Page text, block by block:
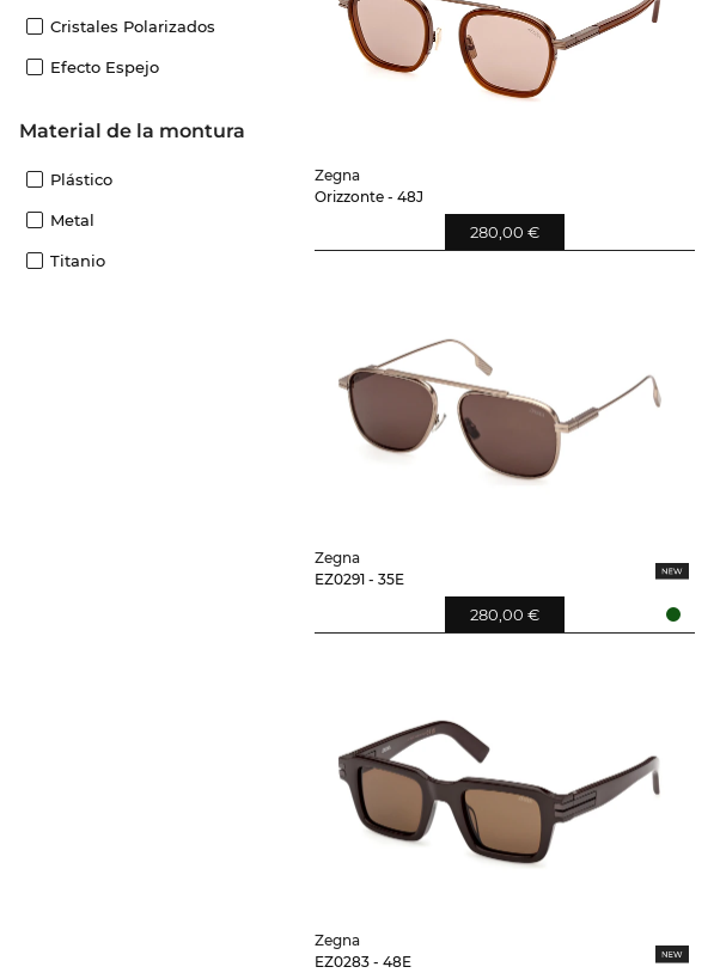
Cristales Polarizados
Efecto Espejo
Material de la montura
Plástico
Metal
Titanio
Zegna
Orizzonte - 48J
280,00 €
Zegna
EZ0291 - 35E
280,00 €
Zegna
EZ0283 - 48E